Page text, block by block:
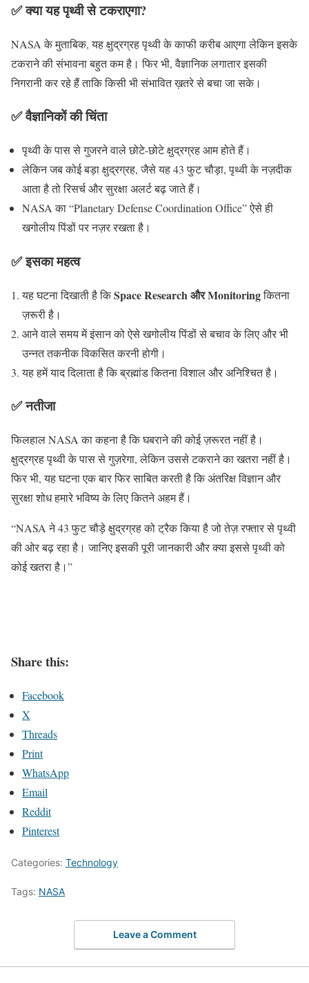
✅ क्या यह पृथ्वी से टकराएगा?
NASA के मुताबिक, यह क्षुद्रग्रह पृथ्वी के काफी करीब आएगा लेकिन इसके
टकराने की संभावना बहुत कम है। फिर भी, वैज्ञानिक लगातार इसकी
निगरानी कर रहे हैं ताकि किसी भी संभावित ख़तरे से बचा जा सके।
✅ वैज्ञानिकों की चिंता
पृथ्वी के पास से गुजरने वाले छोटे-छोटे क्षुद्रग्रह आम होते हैं।
लेकिन जब कोई बड़ा क्षुद्रग्रह, जैसे यह 43 फुट चौड़ा, पृथ्वी के नज़दीक
आता है तो रिसर्च और सुरक्षा अलर्ट बढ़ जाते हैं।
NASA का “Planetary Defense Coordination Office” ऐसे ही
खगोलीय पिंडों पर नज़र रखता है।
✅ इसका महत्व
यह घटना दिखाती है किSpace Research और Monitoringकितना
ज़रूरी है।
आने वाले समय में इंसान को ऐसे खगोलीय पिंडों से बचाव के लिए और भी
उन्नत तकनीक विकसित करनी होगी।
यह हमें याद दिलाता है कि ब्रह्मांड कितना विशाल और अनिश्चित है।
✅ नतीजा
फिलहाल NASA का कहना है कि घबराने की कोई ज़रूरत नहीं है।
क्षुद्रग्रह पृथ्वी के पास से गुज़रेगा, लेकिन उससे टकराने का खतरा नहीं है।
फिर भी, यह घटना एक बार फिर साबित करती है कि अंतरिक्ष विज्ञान और
सुरक्षा शोध हमारे भविष्य के लिए कितने अहम हैं।
“NASA ने 43 फुट चौड़े क्षुद्रग्रह को ट्रैक किया है जो तेज़ रफ्तार से पृथ्वी
की ओर बढ़ रहा है। जानिए इसकी पूरी जानकारी और क्या इससे पृथ्वी को
कोई खतरा है।”
Share this:
Facebook
X
Threads
Print
WhatsApp
Email
Reddit
Pinterest
Categories: Technology
Tags: NASA
Leave a Comment